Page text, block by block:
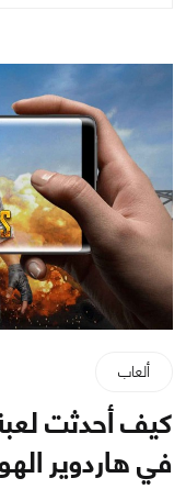
ألعاب
في هاردوير